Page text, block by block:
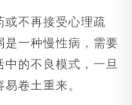
不再接受心理疏
一种慢性病，需要
的不良模式，一旦
卷土重来。